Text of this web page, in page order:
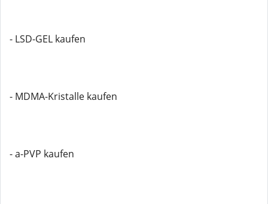
- LSD-GEL kaufen
- MDMA-Kristalle kaufen
- a-PVP kaufen